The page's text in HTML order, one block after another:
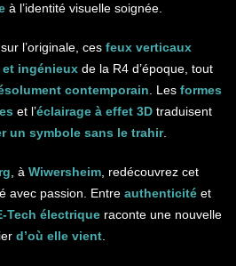
à l’identité visuelle soignée.
l’originale, ces feux verticaux
ingénieux de la R4 d’époque, tout
contemporain . Les formes
et l’éclairage à effet 3D traduisent
un symbole sans le trahir.
, à Wiwersheim , redécouvrez cet
avec passion. Entre authenticité et
Tech électrique raconte une nouvelle
d’où elle vient